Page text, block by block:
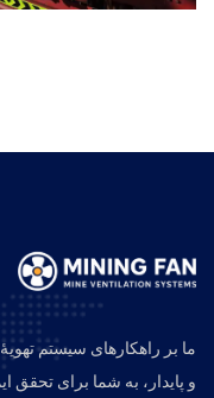
ما بر راهکارهای سیستم
و پایدار، به شما برای تحقق